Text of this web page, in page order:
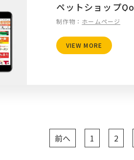
ペットショップ
制作物： ホームページ
VIEW MORE
前へ 1 2